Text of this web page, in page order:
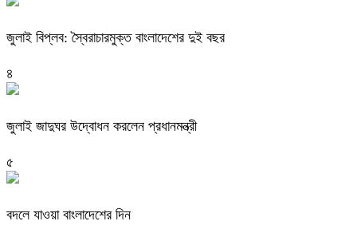
জুলাই বিপ্লব: স্বৈরাচারমুক্ত বাংলাদেশের দুই বছর
৪
জুলাই জাদুঘর উদ্বোধন করলেন প্রধানমন্ত্রী
৫
বদলে যাওয়া বাংলাদেশের দিন